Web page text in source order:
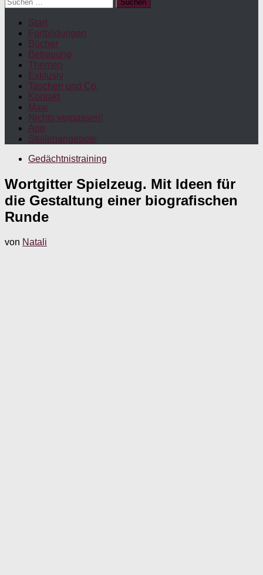
nach:
Start
Fortbildungen
Bücher
Betreuung
Themen
Exklusiv
Taschen und Co.
Kontakt
Maw
Nichts verpassen!
App
Stellenangebote
Gedächtnistraining
Wortgitter Spielzeug. Mit Ideen für
die Gestaltung einer biografischen
Runde
von Natali